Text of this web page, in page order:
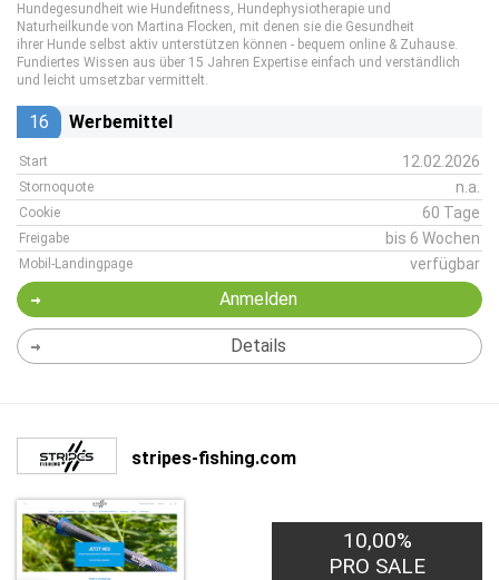
Hundegesundheit wie Hundefitness, Hundephysiotherapie und
Naturheilkunde von Martina Flocken, mit denen sie die Gesundheit
ihrer Hunde selbst aktiv unterstützen können - bequem online & Zuhause.
Fundiertes Wissen aus über 15 Jahren Expertise einfach und verständlich
und leicht umsetzbar vermittelt.
16 Werbemittel
Start 12.02.2026
Stornoquote n.a.
Cookie 60 Tage
Freigabe bis 6 Wochen
Mobil-Landingpage verfügbar
Anmelden
Details
stripes-fishing.com
10,00%
PRO SALE